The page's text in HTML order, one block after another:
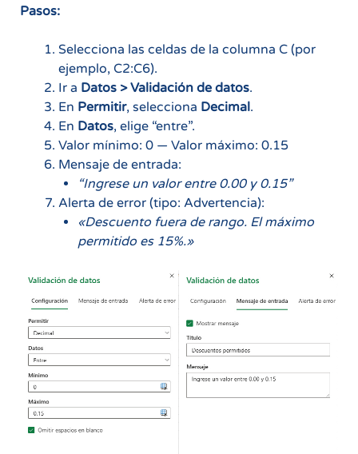
Pasos:
Selecciona las celdas de la columna C (por
ejemplo, C2:C6).
Ir a Datos > Validación de datos.
En Permitir, selecciona Decimal.
En Datos, elige “entre”.
Valor mínimo: 0 — Valor máximo: 0.15
Mensaje de entrada:
“Ingrese un valor entre 0.00 y 0.15”
Alerta de error (tipo: Advertencia):
«Descuento fuera de rango. El máximo
permitido es 15%.»